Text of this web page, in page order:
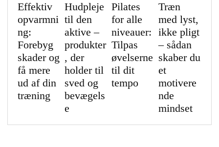
Effektiv
opvarmni
ng:
Forebyg
skader og
få mere
ud af din
træning
Hudpleje
til den
aktive –
produkter
, der
holder til
sved og
bevægels
e
Pilates
for alle
niveauer:
Tilpas
øvelserne
til dit
tempo
Træn
med lyst,
ikke pligt
– sådan
skaber du
et
motivere
nde
mindset